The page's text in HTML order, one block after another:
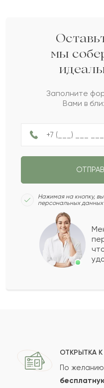
Наима
Архип
Каролина
Н Никифор
Алтай
Ваш e-mail
мы
Заполните
Вами в
Нажимая на кнопку,
персональных данных
ОТКРЫТКА К
По желанию